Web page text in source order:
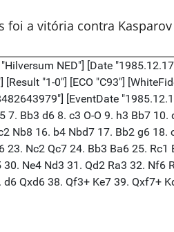
foi a vitória contra